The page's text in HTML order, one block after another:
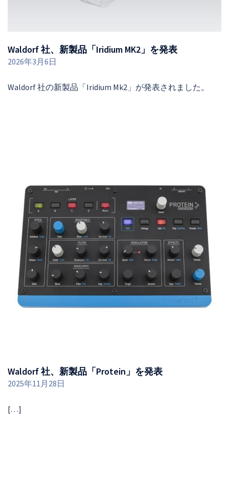
Waldorf 社、新製品「Iridium MK2」を発表
2026年3月6日
Waldorf 社の新製品「Iridium Mk2」が発表されました。
Waldorf 社、新製品「Protein」を発表
2025年11月28日
[…]